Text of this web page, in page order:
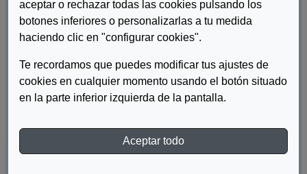
aceptar o rechazar todas las cookies pulsando los
botones inferiores o personalizarlas a tu medida
haciendo clic en "configurar cookies".
Te recordamos que puedes modificar tus ajustes de
cookies en cualquier momento usando el botón situado
en la parte inferior izquierda de la pantalla.
Aceptar todo
Descripcion:
Siglo Cero fue la primera revista científica española que se
publicó en el ámbito de la deficiencia mental. Recoge este libro
trabajos publicados en la Revista desde su creación. Se han
seleccionado aquellos artículos representativos de las distintas
etapas, así como del estudio y la atención a la deficiencia
mental, incluyendo los que han podido ejercer un gran impacto
Materia:Discapacidad Intelectual